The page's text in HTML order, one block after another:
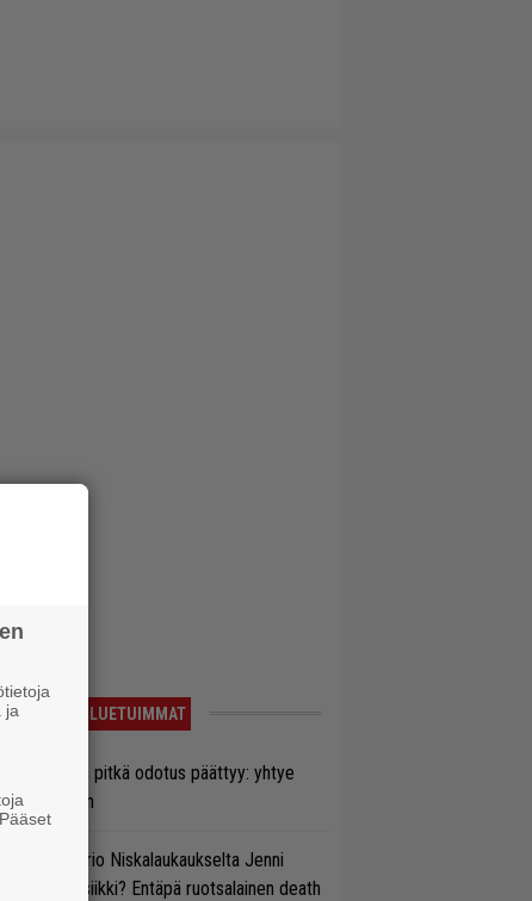
LUETUIMMAT
fanien pitkä odotus päättyy: yhtye
Suomeen
taipuu Trio Niskalaukaukselta Jenni
musiikki? Entäpä ruotsalainen death
ja